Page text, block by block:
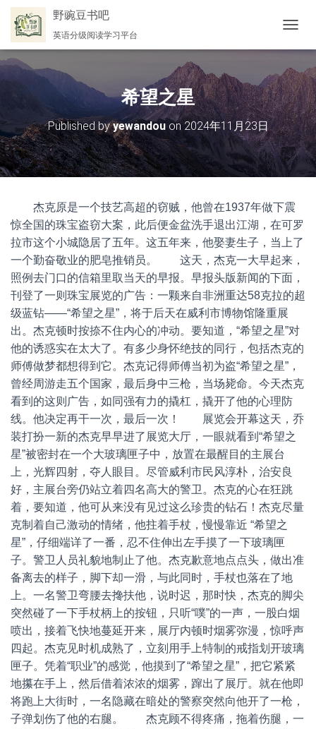
野豌豆书吧
英语分级阅读学习平台
换
航
希望之星
Published byyewandouon 2024年11月23日
杰克原是一个技艺高超的窃贼，他曾在1937年做下震
惊全国的珠宝盗窃大案，此后便金盆洗手退出江湖，在可罗
拉市这个小城隐居了五年。这五年来，他娶妻生子，当上了
一个勤奋敬业的肥皂推销员。 这天，杰克一大早起来，
照例去门口的信箱里取当天的早报。早报头版新闻的下面，
刊登了一则珠宝展览的广告：一颗来自非洲重达58克拉的超
级蓝钻——“希望之星”，将于后天在威利市博物馆隆重展
出。杰克顿时按捺不住内心的冲动。要知道，“希望之星”对
他的诱惑实在太大了。有多少身怀绝技的同行，包括杰克的
师傅做梦都想得到它。杰克记得师傅当初为盗“希望之星”，
曾经周游走五个国家，最后身中三枪，当场毙命。今天杰克
看到的这则广告，如同强有力的撬杠，撬开了他的心理防
线。他决定再干一次，最后一次！ 展览会开幕这天，乔
装打扮一新的杰克早早进了展览大厅，一眼就看到“希望之
星”被密封在一个大玻璃匣子中，放置在最醒目的主展台
上，光辉四射，夺人眼目。尽管威利市民风淳朴，治安良
好，主展台旁仍站立着四名高大的警卫。杰克的心在狂跳
着，要知道，他可从来没有见过这么珍贵的钻石！杰克尽量
克制着自己激动的情绪，他拄着手杖，慢慢靠近 “希望之
星”，仔细端详了一番，忍不住伸出左手摸了一下玻璃匣
子。警卫人员礼貌地制止了他。杰克歉意地点点头，做出准
备离去的样子，脚下却一滑，与此同时，手杖也落在了地
上。一名警卫弯腰去搀扶他，说时迟，那时快，杰克的脚尖
突然碰了一下手杖柄上的按钮，只听“噗”的一声，一股白烟
喷出，接着飞快地蔓延开来，展厅内顿时烟雾弥漫，惊呼声
四起。杰克见时机成熟了，立刻用手上特制的戒指划开玻璃
匣子。凭着“职业”的感觉，他摸到了“希望之星”，把它紧紧
地攥在手上，然后借着浓浓的烟雾，蹿出了展厅。就在他即
将跑上大街时，一名隐藏在暗处的警察突然向他开了一枪，
子弹划伤了他的右腿。 杰克顾不得疼痛，拖着伤腿，一